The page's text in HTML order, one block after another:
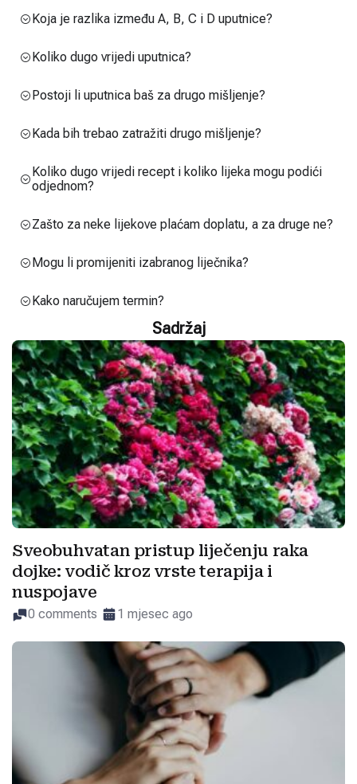
Koja je razlika između A, B, C i D uputnice?
Koliko dugo vrijedi uputnica?
Postoji li uputnica baš za drugo mišljenje?
Kada bih trebao zatražiti drugo mišljenje?
Koliko dugo vrijedi recept i koliko lijeka mogu podići
odjednom?
Zašto za neke lijekove plaćam doplatu, a za druge ne?
Mogu li promijeniti izabranog liječnika?
Kako naručujem termin?
Sadržaj
Sveobuhvatan pristup liječenju raka
dojke: vodič kroz vrste terapija i
nuspojave
0 comments 1 mjesec ago